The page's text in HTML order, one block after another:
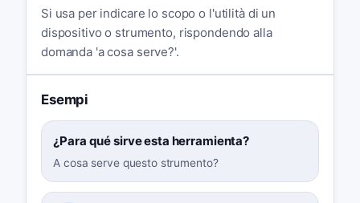
Si usa per indicare lo scopo o l'utilità di un
dispositivo o strumento, rispondendo alla
domanda 'a cosa serve?'.
Esempi
¿Para qué sirve esta herramienta?
A cosa serve questo strumento?